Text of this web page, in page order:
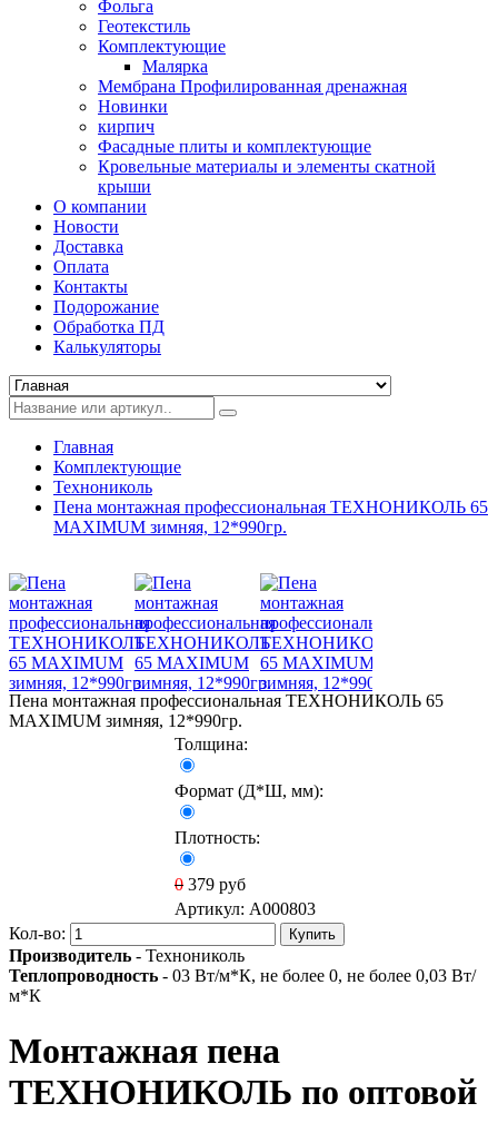
Фольга
Геотекстиль
Комплектующие
Малярка
Мембрана Профилированная дренажная
Новинки
кирпич
Фасадные плиты и комплектующие
Кровельные материалы и элементы скатной
крыши
О компании
Новости
Доставка
Оплата
Контакты
Подорожание
Обработка ПД
Калькуляторы
Главная
Комплектующие
Технониколь
Пена монтажная профессиональная ТЕХНОНИКОЛЬ 65
MAXIMUM зимняя, 12*990гр.
Пена монтажная профессиональная ТЕХНОНИКОЛЬ 65
MAXIMUM зимняя, 12*990гр.
Толщина:
Формат (Д*Ш, мм):
Плотность:
0 379 руб
Артикул: A000803
Кол-во:
Купить
Производитель - Технониколь
Теплопроводность - 03 Вт/м*К, не более 0, не более 0,03 Вт/
м*К
Монтажная пена
ТЕХНОНИКОЛЬ по оптовой